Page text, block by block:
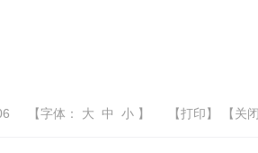
【字体： 大 中 小 】 【打印】 【关闭